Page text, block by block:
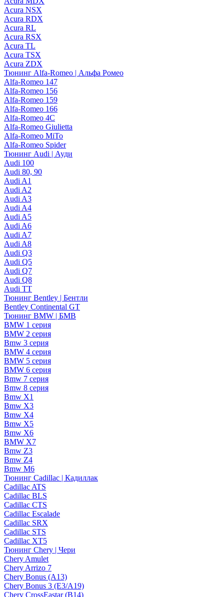
Acura NSX
Acura RDX
Acura RL
Acura RSX
Acura TL
Acura TSX
Acura ZDX
Тюнинг Alfa-Romeo | Альфа Ромео
Alfa-Romeo 147
Alfa-Romeo 156
Alfa-Romeo 159
Alfa-Romeo 166
Alfa-Romeo 4C
Alfa-Romeo Giulietta
Alfa-Romeo MiTo
Alfa-Romeo Spider
Тюнинг Audi | Ауди
Audi 100
Audi 80, 90
Audi A1
Audi A2
Audi A3
Audi A4
Audi A5
Audi A6
Audi A7
Audi A8
Audi Q3
Audi Q5
Audi Q7
Audi Q8
Audi TT
Тюнинг Bentley | Бентли
Bentley Continental GT
Тюнинг BMW | БМВ
BMW 1 серия
BMW 2 серия
Bmw 3 серия
BMW 4 серия
BMW 5 серия
BMW 6 серия
Bmw 7 серия
Bmw 8 серия
Bmw X1
Bmw X3
Bmw X4
Bmw X5
Bmw X6
BMW X7
Bmw Z3
Bmw Z4
Bmw М6
Тюнинг Cadillac | Кадиллак
Cadillac ATS
Cadillac BLS
Cadillac CTS
Cadillac Escalade
Cadillac SRX
Cadillac STS
Cadillac XT5
Тюнинг Chery | Чери
Chery Amulet
Chery Arrizo 7
Chery Bonus (A13)
Chery Bonus 3 (E3/A19)
Chery CrossEastar (B14)